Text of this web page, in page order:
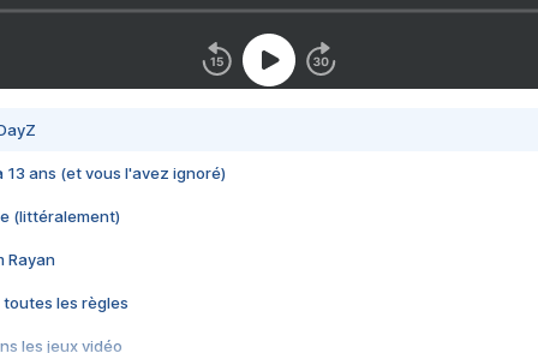
13 ans (et vous l'avez ignoré)
(littéralement)
Rayan
toutes les règles
les jeux vidéo